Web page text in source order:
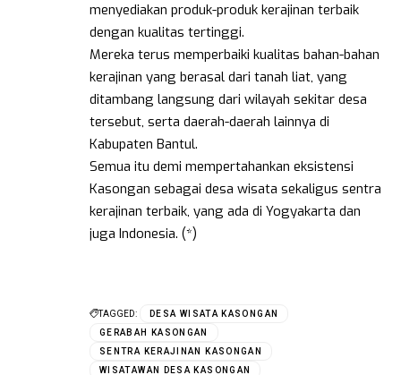
menyediakan produk-produk kerajinan terbaik
dengan kualitas tertinggi.
Mereka terus memperbaiki kualitas bahan-bahan
kerajinan yang berasal dari tanah liat, yang
ditambang langsung dari wilayah sekitar desa
tersebut, serta daerah-daerah lainnya di
Kabupaten Bantul.
Semua itu demi mempertahankan eksistensi
Kasongan sebagai desa wisata sekaligus sentra
kerajinan terbaik, yang ada di Yogyakarta dan
juga Indonesia. (*)
TAGGED:
DESA WISATA KASONGAN
GERABAH KASONGAN
SENTRA KERAJINAN KASONGAN
WISATAWAN DESA KASONGAN